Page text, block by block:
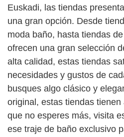
Euskadi, las tiendas
una gran opción. Desde
moda baño, hasta tiendas
ofrecen una gran selección
alta calidad, estas tiendas
necesidades y gustos de
busques algo clásico y
original, estas tiendas tienen
que no esperes más, visita
ese traje de baño exclusivo